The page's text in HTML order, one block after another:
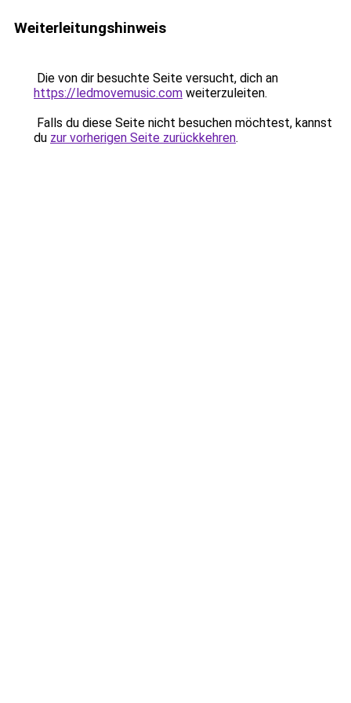
Weiterleitungshinweis
Die von dir besuchte Seite versucht, dich an
https://ledmovemusic.com weiterzuleiten.
Falls du diese Seite nicht besuchen möchtest, kannst
du zur vorherigen Seite zurückkehren.